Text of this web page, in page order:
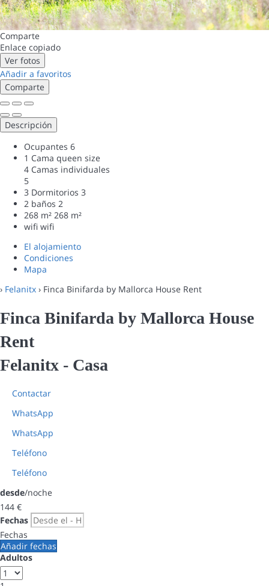
Comparte
Enlace copiado
Ver fotos
Añadir a favoritos
Comparte
Descripción
Ocupantes 6
1 Cama queen size
4 Camas individuales
5
3 Dormitorios 3
2 baños 2
268 m² 268 m²
wifi wifi
El alojamiento
Condiciones
Mapa
› Felanitx › Finca Binifarda by Mallorca House Rent
Finca Binifarda by Mallorca House
Rent
Felanitx - Casa
Contactar
WhatsApp
WhatsApp
Teléfono
Teléfono
desde/noche
144 €
Fechas
Fechas
Añadir fechas
Adultos